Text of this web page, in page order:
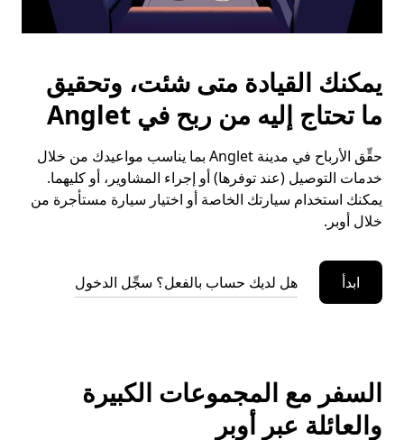
يمكنك القيادة متى شئت، وتحقيق
ما تحتاج إليه من ربح في Anglet
حقِّق الأرباح في مدينة Anglet بما يناسب مواعيدك من خلال
خدمات التوصيل (عند توفرها) أو إجراء المشاوير، أو كليهما.
يمكنك استخدام سيارتك الخاصة أو اختيار سيارة مستأجرة من
خلال أوبر.
ابدأ هل لديك حساب بالفعل؟ سجِّل الدخول
السفر مع المجموعات الكبيرة
والعائلة عبر أوبر